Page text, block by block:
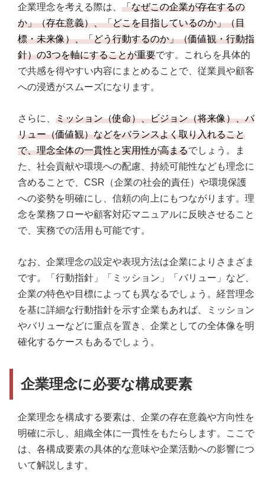
企業理念を考える際は、 「なぜこの企業が存在するの
か」（存在意義）、「どこを目指しているのか」（目
標・未来像）、「どう行動するのか」（価値観・行動指
針）の3つを軸にすることが重要です。これらを具体的
で共感を得やすい内容にまとめることで、従業員や顧客
への浸透がスムーズになります。
さらに、 ミッション（使命）、ビジョン（将来像）、バ
リュー（価値観）などをバランスよく取り入れること
で、理念全体の一貫性と実用性が高まるでしょう。ま
た、社会貢献や環境への配慮、持続可能性なども理念に
含めることで、CSR（企業の社会的責任）や環境保護
への姿勢を明確にし、信頼の向上にもつながります。理
念を業務フローや顧客対応マニュアルに反映させること
で、実務での活用も可能です。
なお、企業理念の設定や表現方法は企業によりさまざま
です。「行動指針」「ミッション」「バリュー」など、
企業の特色や目標によっても異なるでしょう。経営理念
を基に詳細な行動指針を示す企業もあれば、ミッション
やバリューなどに重点を置き、企業としての全体像を明
確化するケースもあるでしょう。
企業理念に必要な構成要素
企業理念を構成する要素は、企業の存在意義や方向性を
明確に示し、組織全体に一貫性をもたらします。ここで
は、各構成要素の具体的な意味や企業活動への影響につ
いて解説します。